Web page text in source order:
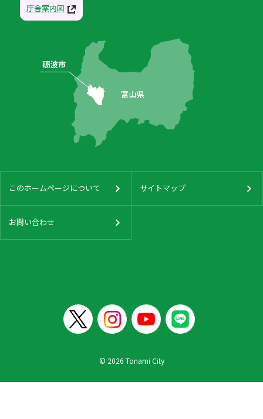
庁舎案内図
このホームページについて サイトマップ
お問い合わせ
© 2026 Tonami City